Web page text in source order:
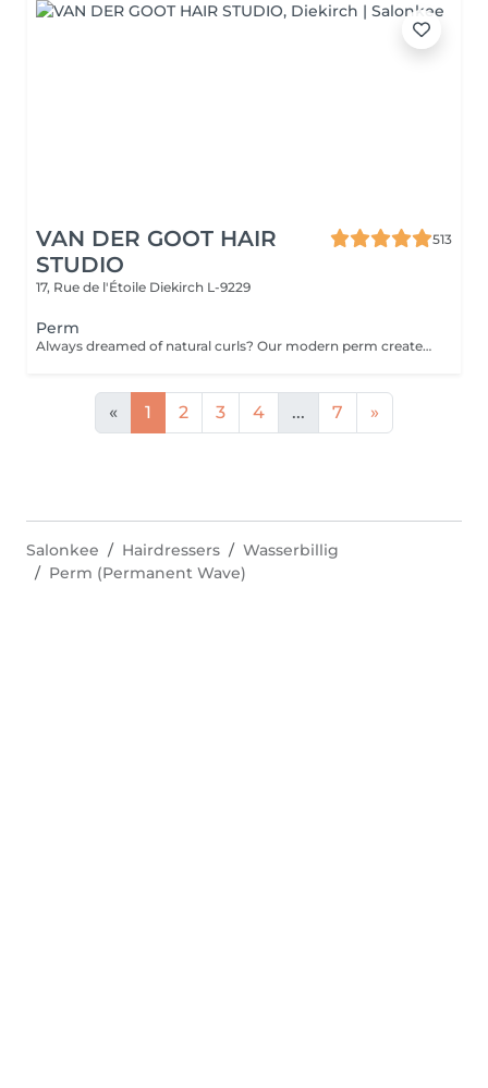
VAN DER GOOT HAIR
STUDIO
513
17, Rue de l'Étoile Diekirch L-9229
Perm
Always dreamed of natural curls? Our modern perm creates long-lasting curls or waves while adding texture, movement, and volume to your hair. From soft, natural waves to defined, bouncy curls, this treatment transforms flat hair into a vibrant, dynamic style that remains easy to manage and style every day.
« 1 2 3 4 ... 7 »
Salonkee Hairdressers
Wasserbillig
Perm (Permanent Wave)